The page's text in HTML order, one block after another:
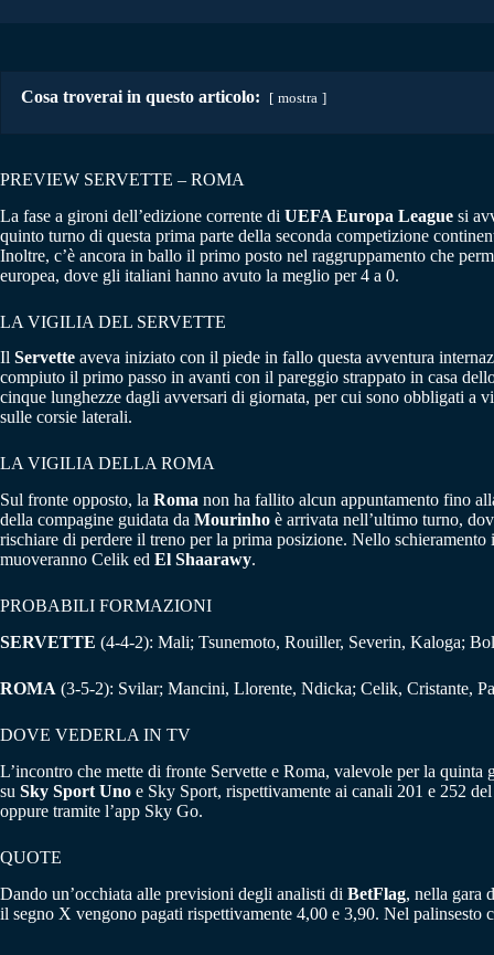
Cosa troverai in questo articolo: mostra
PREVIEW SERVETTE – ROMA
La fase a gironi dell’edizione corrente di UEFA Europa League si
quinto turno di questa prima parte della seconda competizione
Inoltre, c’è ancora in ballo il primo posto nel raggruppamento che
europea, dove gli italiani hanno avuto la meglio per 4 a 0.
LA VIGILIA DEL SERVETTE
Il Servette aveva iniziato con il piede in fallo questa avventura
compiuto il primo passo in avanti con il pareggio strappato in casa
cinque lunghezze dagli avversari di giornata, per cui sono obbligati a
sulle corsie laterali.
LA VIGILIA DELLA ROMA
Sul fronte opposto, la Roma non ha fallito alcun appuntamento fino
della compagine guidata da Mourinho è arrivata nell’ultimo turno,
rischiare di perdere il treno per la prima posizione. Nello
muoveranno Celik ed El Shaarawy.
PROBABILI FORMAZIONI
SERVETTE (4-4-2): Mali; Tsunemoto, Rouiller, Severin, Kaloga;
ROMA (3-5-2): Svilar; Mancini, Llorente, Ndicka; Celik, Cristante,
DOVE VEDERLA IN TV
L’incontro che mette di fronte Servette e Roma, valevole per la quinta
su Sky Sport Uno e Sky Sport, rispettivamente ai canali 201 e 252
oppure tramite l’app Sky Go.
QUOTE
Dando un’occhiata alle previsioni degli analisti di BetFlag, nella gara
il segno X vengono pagati rispettivamente 4,00 e 3,90. Nel